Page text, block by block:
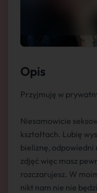
Opis
Przyjmuję w
Niesamowicie
kształtach. Lubię
bieliznę, odpowiedni
zdjęć więc masz
rozczarujesz. W
nikt nam nie nie